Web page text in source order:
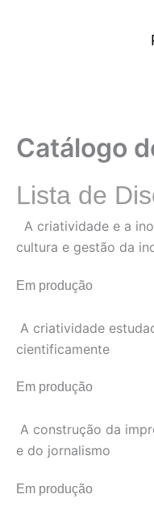
Catálogo
Lista de
A criatividade e a
cultura e gestão da
Em produção
A criatividade
cientificamente
Em produção
A construção da
e do jornalismo
Em produção